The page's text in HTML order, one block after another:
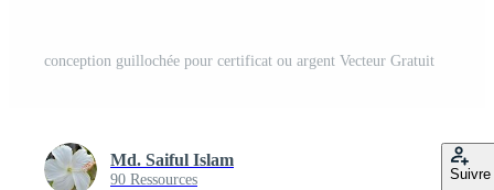
conception guillochée pour certificat ou argent Vecteur Gratuit
Md. Saiful Islam
90 Ressources Suivre